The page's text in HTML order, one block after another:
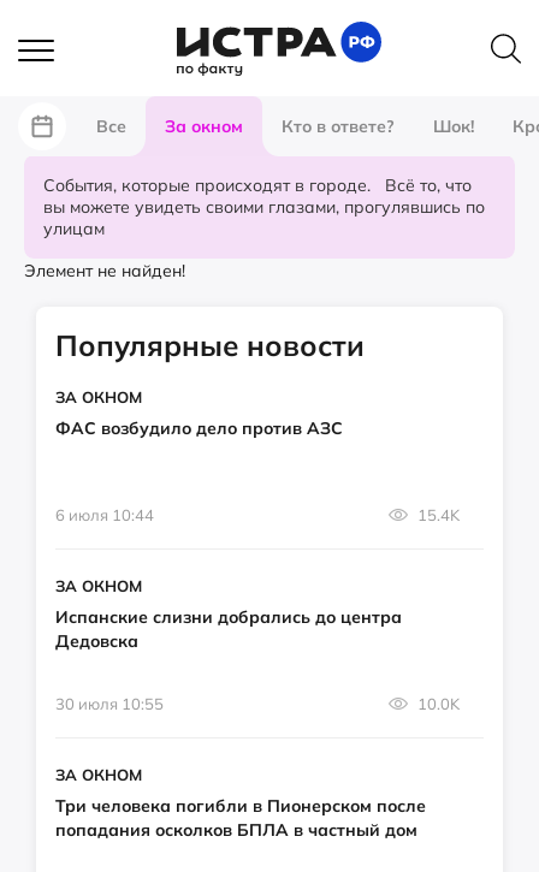
Все За окном Кто в ответе? Шок!
События, которые происходят в городе. Всё то, что
вы можете увидеть своими глазами, прогулявшись по
улицам
Элемент не найден!
Популярные новости
ЗА ОКНОМ
ФАС возбудило дело против АЗС
6 июля 10:44 15.4K
ЗА ОКНОМ
Испанские слизни добрались до центра
Дедовска
30 июля 10:55 10.0K
ЗА ОКНОМ
Три человека погибли в Пионерском после
попадания осколков БПЛА в частный дом